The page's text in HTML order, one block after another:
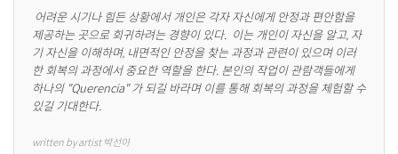
제공하는 곳으로 회귀하려는 경향이 있다.  이는 개인이 자신을 알고, 자
기 자신을 이해하며, 내면적인 안정을 찾는 과정과 관련이 있으며 이러
한 회복의 과정에서 중요한 역할을 한다. 본인의 작업이 관람객들에게
하나의 "Querencia" 가 되길 바라며 이를 통해 회복의 과정을 체험할 수
있길 기대한다.
written by artist 박선아